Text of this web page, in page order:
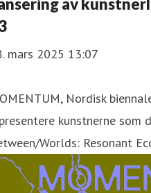
av
mars 2025 13:07
Nordisk
kunstnerne som
Worlds: Resonant